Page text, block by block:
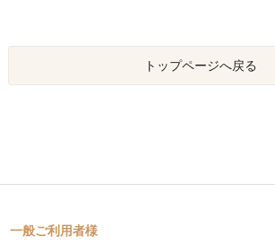
トップページへ戻る
一般ご利用者様